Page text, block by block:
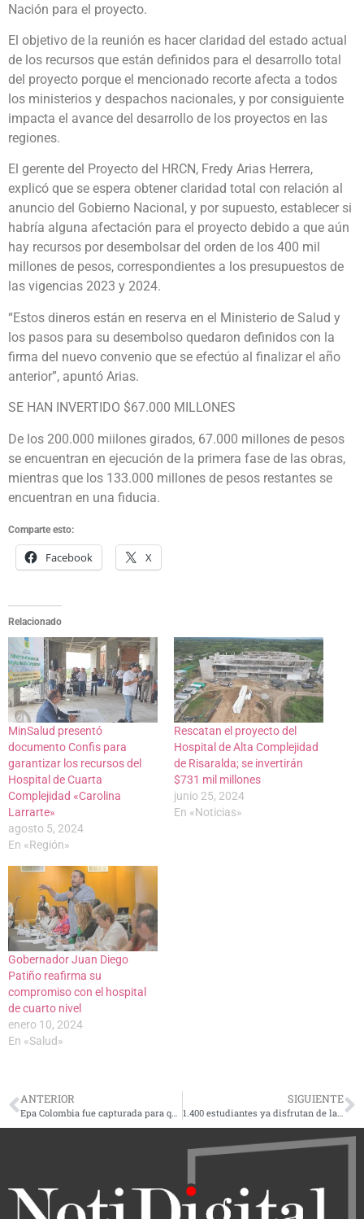
Nación para el proyecto.
El objetivo de la reunión es hacer claridad del estado actual
de los recursos que están definidos para el desarrollo total
del proyecto porque el mencionado recorte afecta a todos
los ministerios y despachos nacionales, y por consiguiente
impacta el avance del desarrollo de los proyectos en las
regiones.
El gerente del Proyecto del HRCN, Fredy Arias Herrera,
explicó que se espera obtener claridad total con relación al
anuncio del Gobierno Nacional, y por supuesto, establecer si
habría alguna afectación para el proyecto debido a que aún
hay recursos por desembolsar del orden de los 400 mil
millones de pesos, correspondientes a los presupuestos de
las vigencias 2023 y 2024.
“Estos dineros están en reserva en el Ministerio de Salud y
los pasos para su desembolso quedaron definidos con la
firma del nuevo convenio que se efectúo al finalizar el año
anterior”, apuntó Arias.
SE HAN INVERTIDO $67.000 MILLONES
De los 200.000 miilones girados, 67.000 millones de pesos
se encuentran en ejecución de la primera fase de las obras,
mientras que los 133.000 millones de pesos restantes se
encuentran en una fiducia.
Comparte esto:
Facebook X
Relacionado
MinSalud presentó
documento Confis para
garantizar los recursos del
Hospital de Cuarta
Complejidad «Carolina
Larrarte»
agosto 5, 2024
En «Región»
Rescatan el proyecto del
Hospital de Alta Complejidad
de Risaralda; se invertirán
$731 mil millones
junio 25, 2024
En «Noticias»
Gobernador Juan Diego
Patiño reafirma su
compromiso con el hospital
de cuarto nivel
enero 10, 2024
En «Salud»
ANTERIOR
Epa Colombia fue capturada para que pague su condena por vandalizar estación de TransMilenio en el estallido social
SIGUIENTE
1.400 estudiantes ya disfrutan de la renovada sede del Colegio Popular Diocesano de Dosquebradas